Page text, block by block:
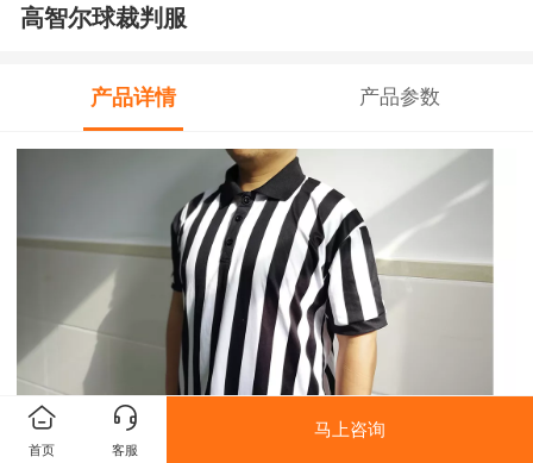
高智尔球裁判服
产品详情 产品参数
首页 客服
马上咨询